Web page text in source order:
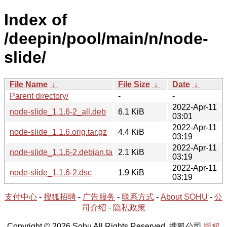
Index of
/deepin/pool/main/n/node-
slide/
File Name ↓ File Size ↓ Date ↓
Parent directory/
-
-
node-slide_1.1.6-2_all.deb
6.1 KiB
2022-Apr-11
03:01
node-slide_1.1.6.orig.tar.gz
4.4 KiB
2022-Apr-11
03:19
node-slide_1.1.6-2.debian.tar.xz2.1 KiB
2022-Apr-11
03:19
node-slide_1.1.6-2.dsc
1.9 KiB
2022-Apr-11
03:19
支付中心 - 搜狐招聘 - 广告服务 - 联系方式 - About SOHU - 公
司介绍 - 隐私政策